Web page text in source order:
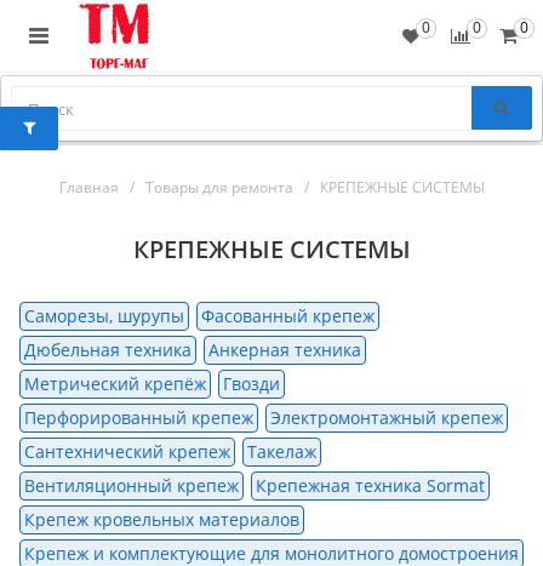
0
0
0
Главная Товары для ремонта КРЕПЕЖНЫЕ СИСТЕМЫ
КРЕПЕЖНЫЕ СИСТЕМЫ
Саморезы, шурупы
Фасованный крепеж
Дюбельная техника
Анкерная техника
Метрический крепёж
Гвозди
Перфорированный крепеж
Электромонтажный крепеж
Сантехнический крепеж
Такелаж
Вентиляционный крепеж
Крепежная техника Sormat
Крепеж кровельных материалов
Крепеж и комплектующие для монолитного домостроения